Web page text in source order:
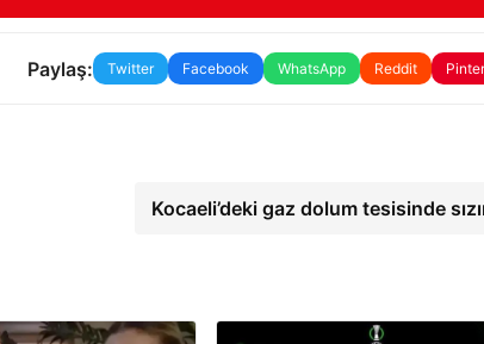
Paylaş: Twitter Facebook WhatsApp Reddit
Kocaeli’deki gaz dolum tesisinde